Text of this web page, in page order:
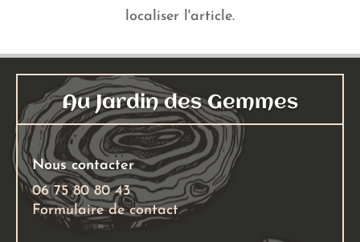
localiser l'article.
Au Jardin des Gemmes
Nous contacter
06 75 80 80 43
Formulaire de contact